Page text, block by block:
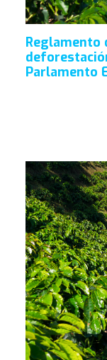
Reglamento
Parlamento